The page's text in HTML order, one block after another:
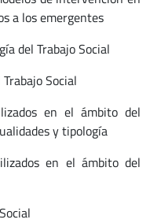
a los emergentes
del Trabajo Social
Social
en el ámbito del
y tipología
en el ámbito del